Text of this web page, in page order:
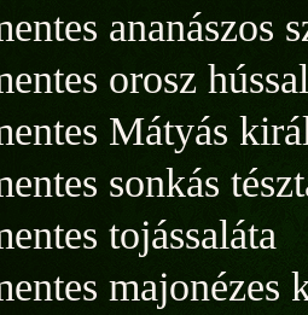
ananászos
orosz
Mátyás
sonkás
tojássaláta
majonézes